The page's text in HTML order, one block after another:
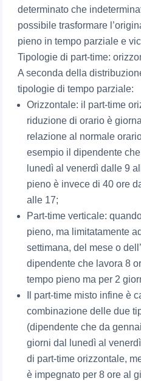
determinato che
possibile trasformare
pieno in tempo parziale e
Tipologie di part-time:
A seconda della
tipologie di tempo parziale:
Orizzontale: il part-time
riduzione di orario è
relazione al normale
esempio il dipendente
lunedì al venerdì dalle 9
pieno è invece di 40 ore
alle 17;
Part-time verticale:
pieno, ma limitatamente
settimana, del mese o
dipendente che lavora 8
tempo pieno ma per 2
Il part-time misto infine è
combinazione delle due
(dipendente che da
giorni dal lunedì al
di part-time orizzontale,
è impegnato per 8 ore al